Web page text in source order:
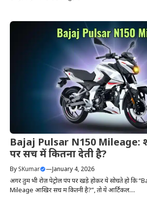
Bajaj Pulsar N150 Mileage:
पर सच में कितना देती है?
By SKumar —January 4, 2026
अगर तुम भी रोज़ पेट्रोल पंप पर खड़े होकर ये सोचते हो कि
Mileage आखिर सच में कितनी है?”, तो ये आर्टिकल....